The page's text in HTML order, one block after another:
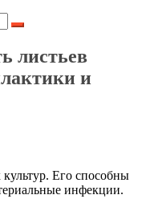
листьев
и
Его способны
инфекции.